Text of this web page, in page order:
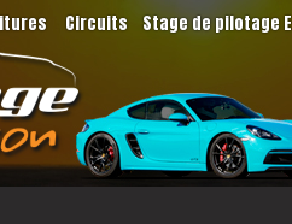
Circuits Stage de pilotage